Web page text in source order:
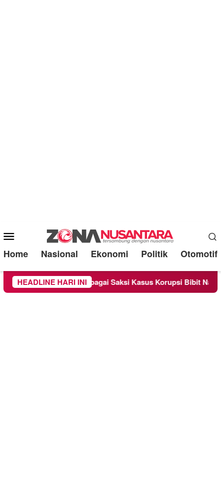
Mobile
Menu
Home Nasional Ekonomi Politik Otomotif
HEADLINE HARI INI
Diperiksa Sebagai Saksi Kasus Korupsi Bibit Nanas